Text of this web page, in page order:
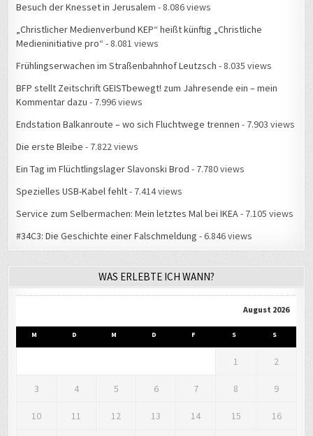
Besuch der Knesset in Jerusalem - 8.086 views
„Christlicher Medienverbund KEP“ heißt künftig „Christliche
Medieninitiative pro“ - 8.081 views
Frühlingserwachen im Straßenbahnhof Leutzsch - 8.035 views
BFP stellt Zeitschrift GEISTbewegt! zum Jahresende ein – mein
Kommentar dazu - 7.996 views
Endstation Balkanroute – wo sich Fluchtwege trennen - 7.903 views
Die erste Bleibe - 7.822 views
Ein Tag im Flüchtlingslager Slavonski Brod - 7.780 views
Spezielles USB-Kabel fehlt- 7.414 views
Service zum Selbermachen: Mein letztes Mal bei IKEA- 7.105 views
#34C3: Die Geschichte einer Falschmeldung - 6.846 views
WAS ERLEBTE ICH WANN?
August 2026
M D M D F S S
1 2
3 4 5 6 7 8 9
10 11 12 13 14 15 16